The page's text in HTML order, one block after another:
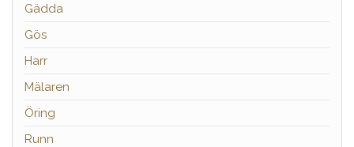
Gädda
Gös
Harr
Mälaren
Öring
Runn